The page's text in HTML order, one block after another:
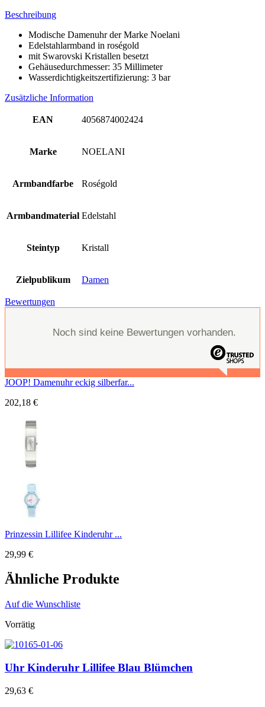
Beschreibung
Modische Damenuhr der Marke Noelani
Edelstahlarmband in roségold
mit Swarovski Kristallen besetzt
Gehäusedurchmesser: 35 Millimeter
Wasserdichtigkeitszertifizierung: 3 bar
Zusätzliche Information
EAN 4056874002424
Marke NOELANI
Armbandfarbe Roségold
Armbandmaterial Edelstahl
Steintyp Kristall
Zielpublikum Damen
Bewertungen
Noch sind keine Bewertungen vorhanden.
JOOP! Damenuhr eckig silberfar...
202,18 €
Prinzessin Lillifee Kinderuhr ...
29,99 €
Ähnliche Produkte
Auf die Wunschliste
Vorrätig
Uhr Kinderuhr Lillifee Blau Blümchen
29,63 €